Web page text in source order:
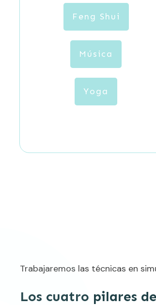
Feng Shui
Música
Yoga
Trabajaremos las técnicas en
Los cuatro pilares